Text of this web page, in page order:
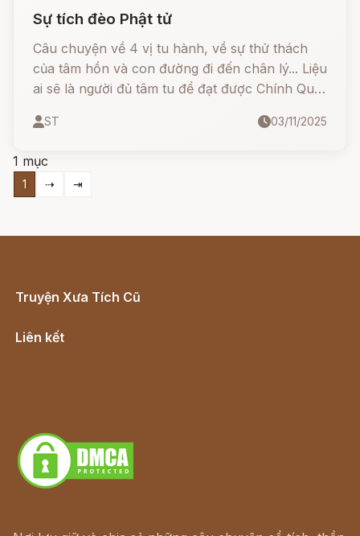
Sự tích đèo Phật tử
Câu chuyện về 4 vị tu hành, về sự thử thách
của tâm hồn và con đường đi đến chân lý... Liệu
ai sẽ là người đủ tâm tu để đạt được Chính Quả,
ST 03/11/2025
1 mục
1 ⇢ ⇥
Truyện Xưa Tích Cũ
Liên kết